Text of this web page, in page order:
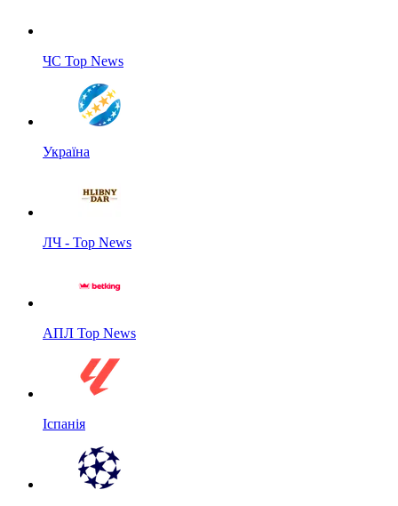
ЧС Top News
Україна
ЛЧ - Top News
АПЛ Top News
Іспанія